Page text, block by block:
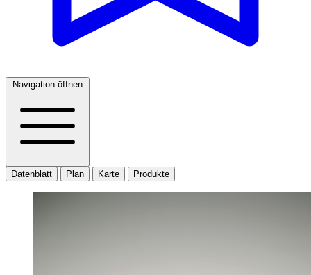
Navigation öffnen
Datenblatt Plan Karte Produkte